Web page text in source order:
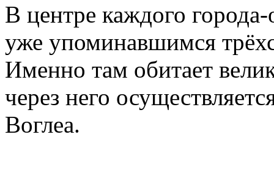
В центре каждого
уже упоминавшимся
Именно там обитает
через него
Воглеа.